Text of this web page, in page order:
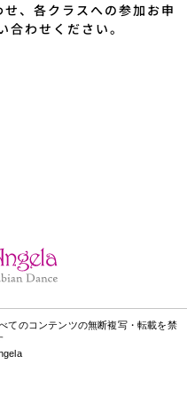
、各クラスへの参加お申
合わせください。
てのコンテンツの無断複写・転載を禁